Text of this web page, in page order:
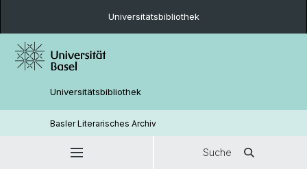
Universitätsbibliothek
Universitätsbibliothek
Basler Literarisches Archiv
Suche